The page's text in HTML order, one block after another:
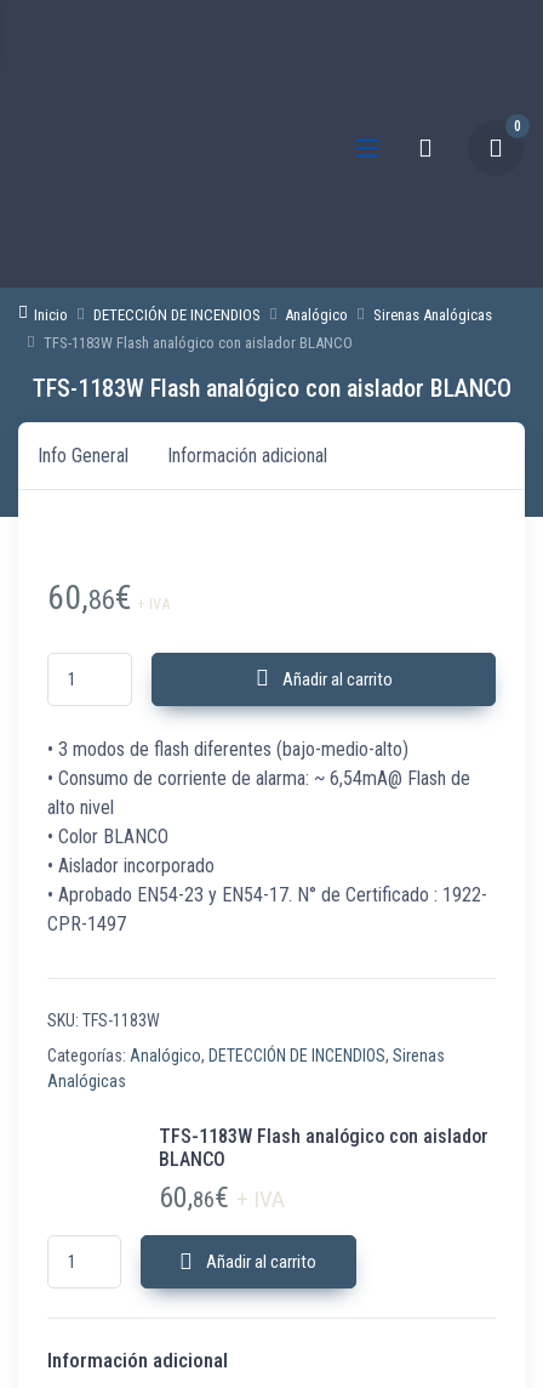
0
Inicio DETECCIÓN DE INCENDIOS Analógico
Sirenas Analógicas
TFS-1183W Flash analógico con aislador BLANCO
TFS-1183W Flash analógico con aislador BLANCO
Info General Información adicional
60,86€ + IVA
TFS-1183W Flash analógico con aislador BLANCO cantidad
Añadir al carrito
• 3 modos de flash diferentes (bajo-medio-alto)
• Consumo de corriente de alarma: ~ 6,54mA@ Flash de
alto nivel
• Color BLANCO
• Aislador incorporado
• Aprobado EN54-23 y EN54-17. N° de Certificado : 1922-
CPR-1497
SKU: TFS-1183W
Categorías: Analógico, DETECCIÓN DE INCENDIOS, Sirenas
Analógicas
TFS-1183W Flash analógico con aislador
BLANCO
60,86€ + IVA
TFS-1183W Flash analógico con aislador BLANCO cantidad
Añadir al carrito
Información adicional